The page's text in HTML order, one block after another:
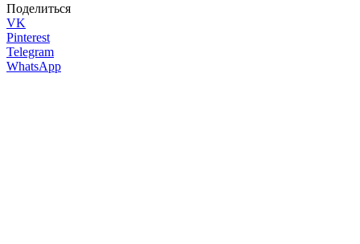
Поделиться
VK
Pinterest
Telegram
WhatsApp